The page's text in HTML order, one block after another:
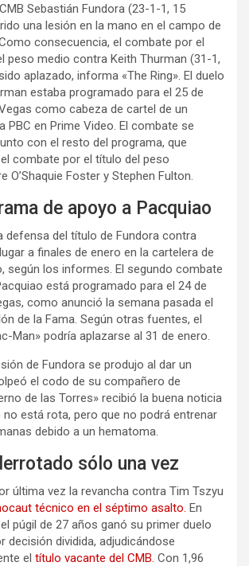
Sebastián Fundora (23-1-1, 15
una lesión en la mano en el campo de
consecuencia, el combate por el
peso medio contra Keith Thurman (31-1,
aplazado, informa «The Ring». El duelo
estaba programado para el 25 de
como cabeza de cartel de un
PBC en Prime Video. El combate se
con el resto del programa, que
combate por el título del peso
O’Shaquie Foster y Stephen Fulton.
de apoyo a Pacquiao
defensa del título de Fundora contra
a finales de enero en la cartelera de
según los informes. El segundo combate
está programado para el 24 de
como anunció la semana pasada el
de la Fama. Según otras fuentes, el
Man» podría aplazarse al 31 de enero.
de Fundora se produjo al dar un
el codo de su compañero de
de las Torres» recibió la buena noticia
no está rota, pero que no podrá entrenar
debido a un hematoma.
sólo una vez
última vez la revancha contra Tim Tszyu
técnico en el séptimo asalto. En
púgil de 27 años ganó su primer duelo
decisión dividida, adjudicándose
el título vacante del CMB. Con 1,96